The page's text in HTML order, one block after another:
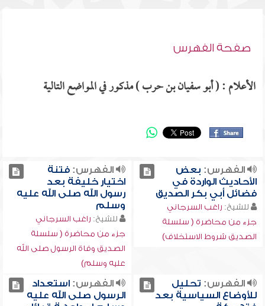
صفحة الفهرس
الأعلام : ( أبو سفيان بن حرب ) مذكور في المواضع التالية
الفهرس: بعض
الأحاديث الواردة في
فضائل أبي بكر الصديق
للشيخ: راغب السرجاني
جزء من محاضرة ( سلسلة
الصديق شروط الاستخلاف)
الفهرس:فتنة
اختيار خليفة بعد
رسول الله صلى الله عليه
وسلم
للشيخ: راغب السرجاني
جزء من محاضرة ( سلسلة
الصديق وفاة الرسول صلى الله
عليه وسلم)
الفهرس: تحليل
للأوضاع السياسية بعد
الفهرس:استعداد
الرسول صلى الله عليه